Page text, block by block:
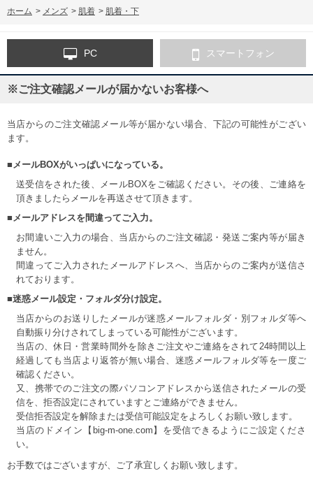
ホーム > メンズ > 肌着 > 肌着・下
PC スマートフォン
※ご注文確認メールが届かないお客様へ
当店からのご注文確認メール等が届かない場合、下記の可能性がござい
ます。
■メールBOXがいっぱいになっている。
送受信をされた後、メールBOXをご確認ください。その後、ご連絡を
頂きましたらメールを再送させて頂きます。
■メールアドレスを間違ってご入力。
お間違いご入力の場合、当店からのご注文確認・発送ご案内等が届き
ません。
間違ってご入力されたメールアドレスへ、当店からのご案内が送信さ
れております。
■迷惑メール設定・フォルダ分け設定。
当店からのお送りしたメールが迷惑メールフォルダ・別フォルダ等へ
自動振り分けされてしまっている可能性がございます。
当店の、休日・営業時間外を除きご注文やご連絡をされて24時間以上
経過しても当店より返答が無い場合、迷惑メールフォルダ等を一度ご
確認ください。
又、携帯でのご注文の際パソコンアドレスから送信されたメールの受
信を、拒否設定にされていますとご連絡ができません。
受信拒否設定を解除または受信可能設定をよろしくお願い致します。
当店のドメイン【big-m-one.com】を受信できるようにご設定くださ
い。
お手数ではございますが、ご了承宜しくお願い致します。